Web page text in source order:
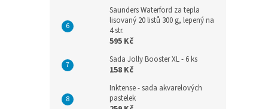
Saunders Waterford za tepla
lisovaný 20 listů 300 g, lepený na
4 str.
595 Kč
Sada Jolly Booster XL - 6 ks
158 Kč
Inktense - sada akvarelových
pastelek